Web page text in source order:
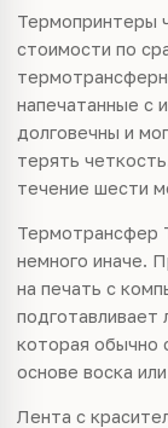
Термопринтеры
стоимости по
напечатанные с
долговечны и
терять
течение шести
Термотрансфер
немного иначе.
на печать с
подготавливает
которая обычно
основе воска
Лента с